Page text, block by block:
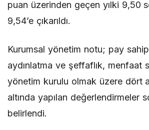
puan üzerinden geçen yılki 9,50
9,54’e çıkarıldı.
Kurumsal yönetim notu; pay
aydınlatma ve şeffaflık, menfaat
yönetim kurulu olmak üzere dört
altında yapılan değerlendirmeler
belirlendi.